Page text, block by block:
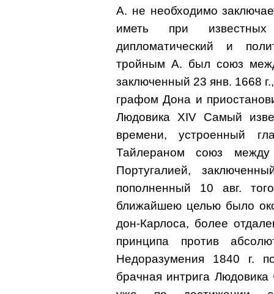
А. не необходимо
иметь при известных
дипломатический и
тройным А. был союз
заключенный 23 янв. 1668
графом Дона и
Людовика XIV Самый
времени, устроенный
Тайлераном союз
Португалией,
пополненный 10 авг.
ближайшею целью было
дон-Карлоса, более
принципа против
Недоразумения 1840 г.
брачная интрига